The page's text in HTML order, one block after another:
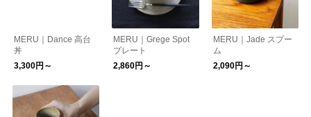
MERU｜Dance 高台
丼
3,300円～
MERU｜Grege Spot
プレート
2,860円～
MERU｜Jade スプー
ム
2,090円～